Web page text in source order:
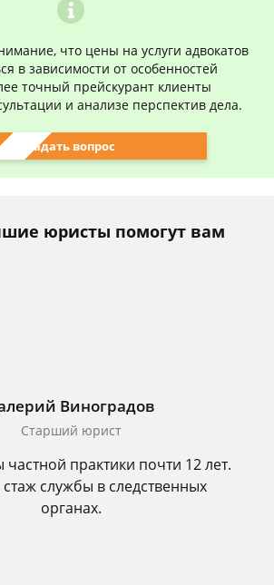
что цены на услуги адвокатов
в зависимости от особенностей
точный прейскурант клиенты
и анализе перспектив дела.
Задать вопрос
юристы помогут вам
Виноградов
Старший юрист
практики почти 12 лет.
службы в следственных
органах.